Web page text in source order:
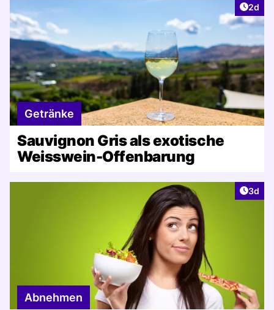
2d
Getränke
Sauvignon Gris als exotische
Weisswein-Offenbarung
3d
Abnehmen